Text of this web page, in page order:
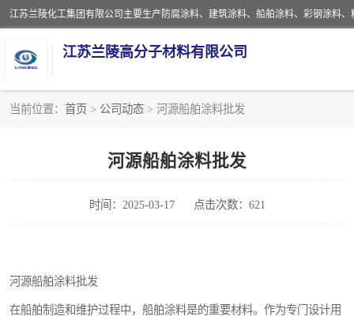
江苏兰陵高分子材料有限公司
当前位置： 首页 > 公司动态 > 河源船舶涂料批发
河源船舶涂料批发
时间：2025-03-17 点击次数：621
河源船舶涂料批发
在船舶制造和维护过程中，船舶涂料是的重要材料。作为专门设计用
聚脲涂料